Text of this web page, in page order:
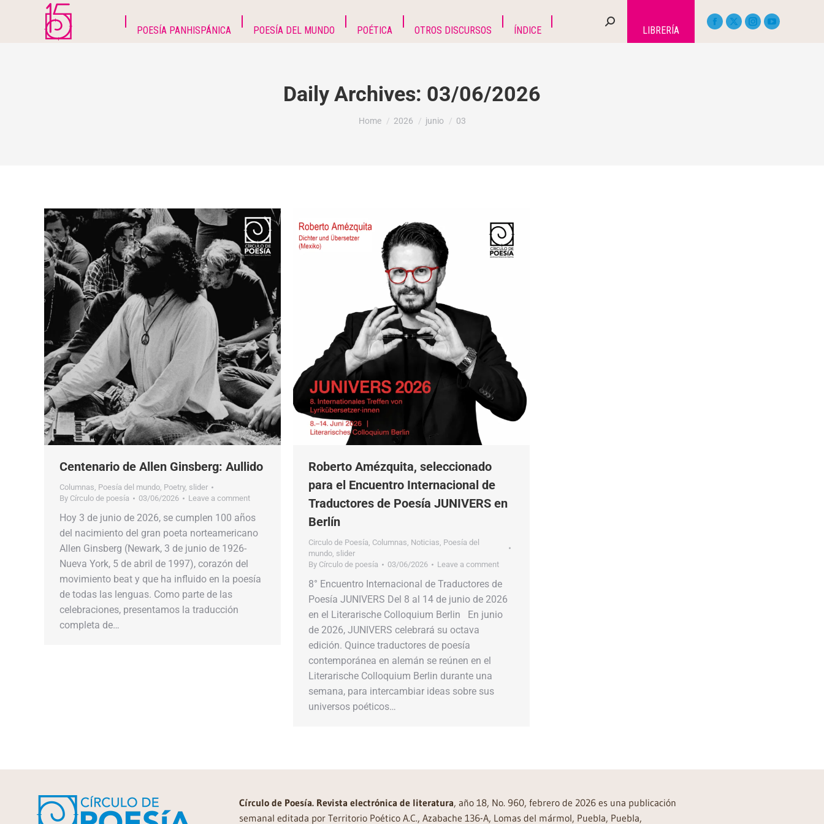
POESÍA PANHISPÁNICA POESÍA DEL MUNDO POÉTICA OTROS DISCURSOS ÍNDICE LIBRERÍA
Daily Archives: 03/06/2026
You are here:
Home 2026 junio 03
Centenario de Allen Ginsberg: Aullido
Columnas, Poesía del mundo, Poetry, slider
By Círculo de poesía 03/06/2026 Leave a comment
Hoy 3 de junio de 2026, se cumplen 100 años
del nacimiento del gran poeta norteamericano
Allen Ginsberg (Newark, 3 de junio de 1926-
Nueva York, 5 de abril de 1997), corazón del
movimiento beat y que ha influido en la poesía
de todas las lenguas. Como parte de las
celebraciones, presentamos la traducción
completa de…
Roberto Amézquita, seleccionado
para el Encuentro Internacional de
Traductores de Poesía JUNIVERS en
Berlín
Circulo de Poesía, Columnas, Noticias, Poesía del
mundo, slider
By Círculo de poesía 03/06/2026 Leave a comment
8° Encuentro Internacional de Traductores de
Poesía JUNIVERS Del 8 al 14 de junio de 2026
en el Literarische Colloquium Berlin En junio
de 2026, JUNIVERS celebrará su octava
edición. Quince traductores de poesía
contemporánea en alemán se reúnen en el
Literarische Colloquium Berlin durante una
semana, para intercambiar ideas sobre sus
universos poéticos…
Círculo de Poesía. Revista electrónica de literatura, año 18, No. 960, febrero de 2026 es una publicación
semanal editada por Territorio Poético A.C., Azabache 136-A, Lomas del mármol, Puebla, Puebla,